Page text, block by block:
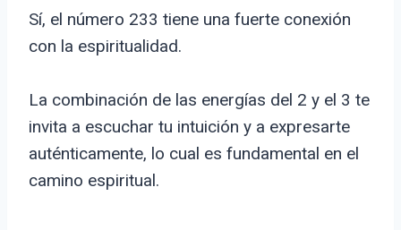
Sí, el número 233 tiene una fuerte conexión
con la espiritualidad.
La combinación de las energías del 2 y el 3 te
invita a escuchar tu intuición y a expresarte
auténticamente, lo cual es fundamental en el
camino espiritual.